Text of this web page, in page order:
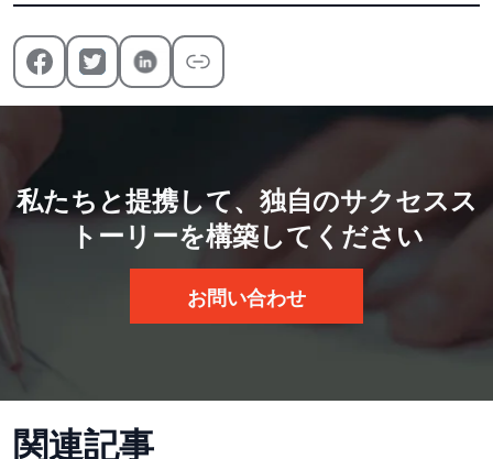
私たちと提携して、独自のサクセスス
トーリーを構築してください
お問い合わせ
関連記事